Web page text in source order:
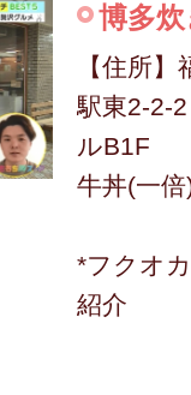
博多
【住所
駅東2-2-
ルB1F
牛丼(一
*フクオ
紹介